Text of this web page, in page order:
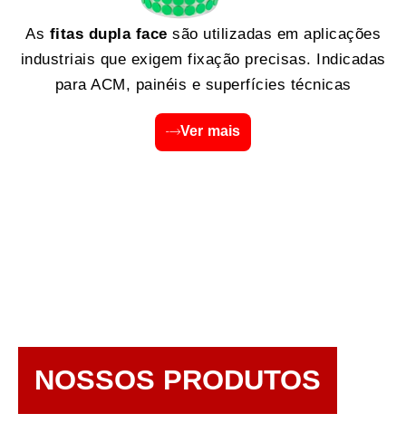
As fitas dupla face são utilizadas em aplicações
industriais que exigem fixação precisas. Indicadas
para ACM, painéis e superfícies técnicas
Ver mais
NOSSOS PRODUTOS